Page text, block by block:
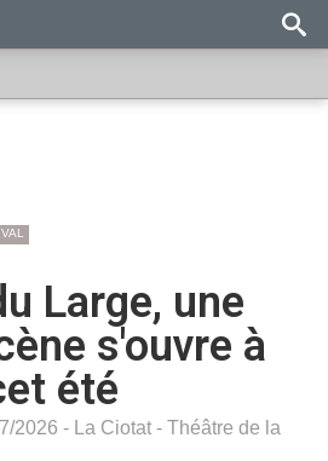
Large, une
s'ouvre à
été
2026 - La Ciotat - Théâtre de la